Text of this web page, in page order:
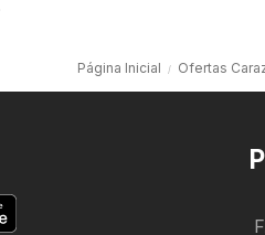
Página Inicial Ofertas